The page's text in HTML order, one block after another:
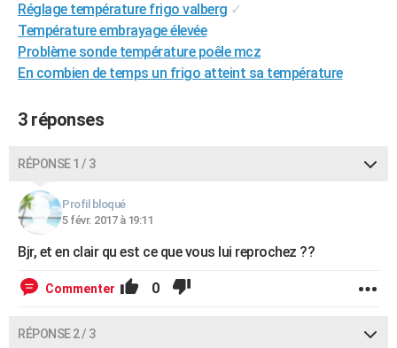
CARTE DE VOEUX
Carte de Noël
Carte Bonne année
Carte Saint-Valentin
Carte Pâques
Carte d'anniversaire
DICTIONNAIRE
COPAINS D'AVANT
S'inscrire
Se connecter
Lycées
Collèges
Primaires
Universités
Entreprises
Service militaire
Avis de recherche
AVIS DE DÉCÈS
FORUM
Bricolage
Lifestyle
Culture
Sport
Auto
Television
Voyage
Cinema
Réglage température frigo valberg ✓
Température embrayage élevée
Problème sonde température poêle mcz
En combien de temps un frigo atteint sa température
3 réponses
RÉPONSE 1 / 3
Profil bloqué
5 févr. 2017 à 19:11
Bjr, et en clair qu est ce que vous lui reprochez ??
Commenter 0
RÉPONSE 2 / 3